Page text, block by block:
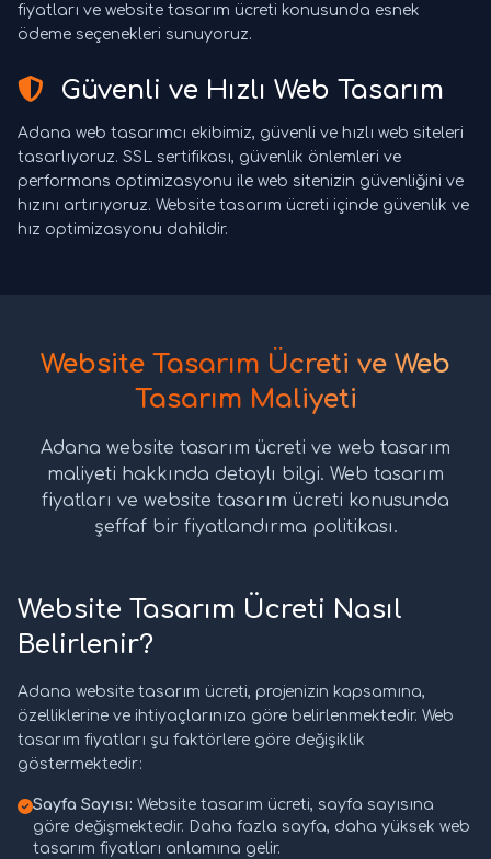
fiyatları ve website tasarım ücreti konusunda esnek
ödeme seçenekleri sunuyoruz.
Güvenli ve Hızlı Web Tasarım
Adana web tasarımcı ekibimiz, güvenli ve hızlı web siteleri
tasarlıyoruz. SSL sertifikası, güvenlik önlemleri ve
performans optimizasyonu ile web sitenizin güvenliğini ve
hızını artırıyoruz. Website tasarım ücreti içinde güvenlik ve
hız optimizasyonu dahildir.
Website Tasarım Ücreti ve Web
Tasarım Maliyeti
Adana website tasarım ücreti ve web tasarım
maliyeti hakkında detaylı bilgi. Web tasarım
fiyatları ve website tasarım ücreti konusunda
şeffaf bir fiyatlandırma politikası.
Website Tasarım Ücreti Nasıl
Belirlenir?
Adana website tasarım ücreti, projenizin kapsamına,
özelliklerine ve ihtiyaçlarınıza göre belirlenmektedir. Web
tasarım fiyatları şu faktörlere göre değişiklik
göstermektedir:
Sayfa Sayısı: Website tasarım ücreti, sayfa sayısına
göre değişmektedir. Daha fazla sayfa, daha yüksek web
tasarım fiyatları anlamına gelir.